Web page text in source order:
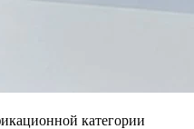
категории